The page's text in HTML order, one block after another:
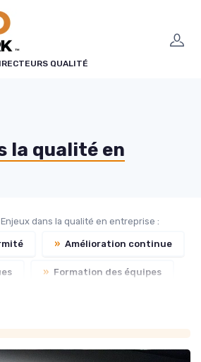
QUALITÉ
la qualité en
dans la qualité en entreprise :
» Amélioration continue
» Formation des équipes
cookies